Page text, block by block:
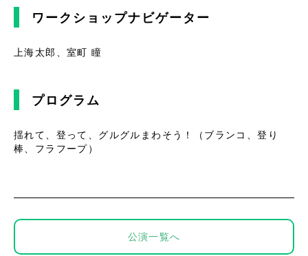
ワークショップナビゲーター
上海太郎、室町 瞳
プログラム
揺れて、登って、グルグルまわそう！（ブランコ、登り
棒、フラフープ）
公演一覧へ